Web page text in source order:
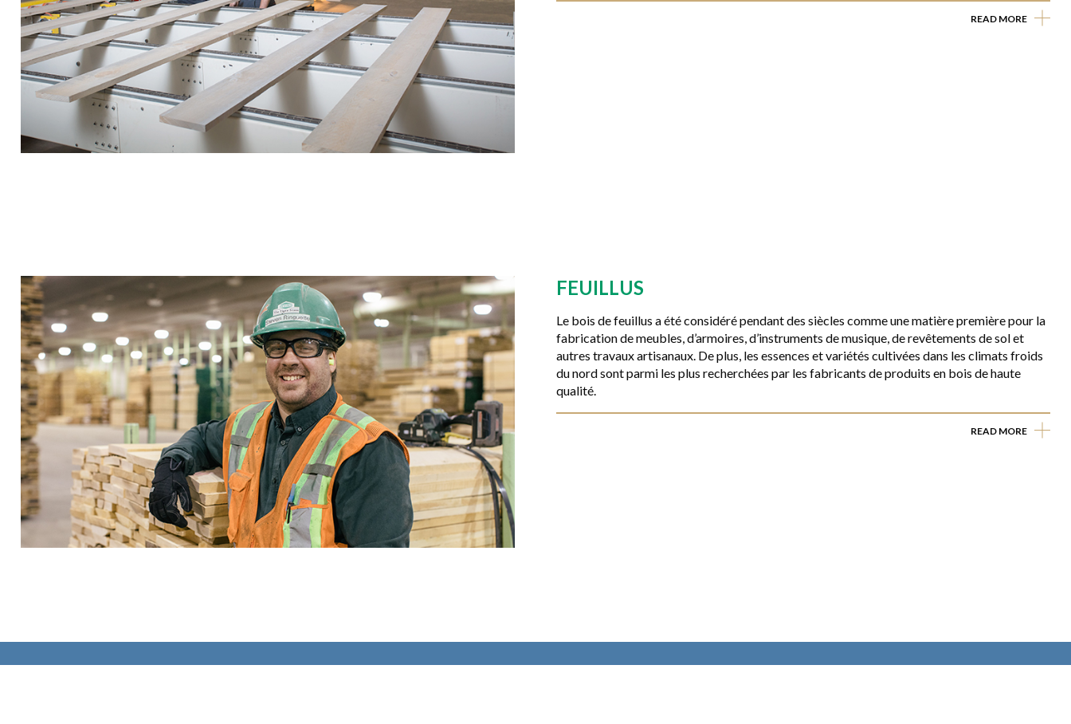
READ MORE
FEUILLUS
Le bois de feuillus a été considéré pendant des siècles comme une matière première pour la
fabrication de meubles, d’armoires, d’instruments de musique, de revêtements de sol et
autres travaux artisanaux. De plus, les essences et variétés cultivées dans les climats froids
du nord sont parmi les plus recherchées par les fabricants de produits en bois de haute
qualité.
READ MORE